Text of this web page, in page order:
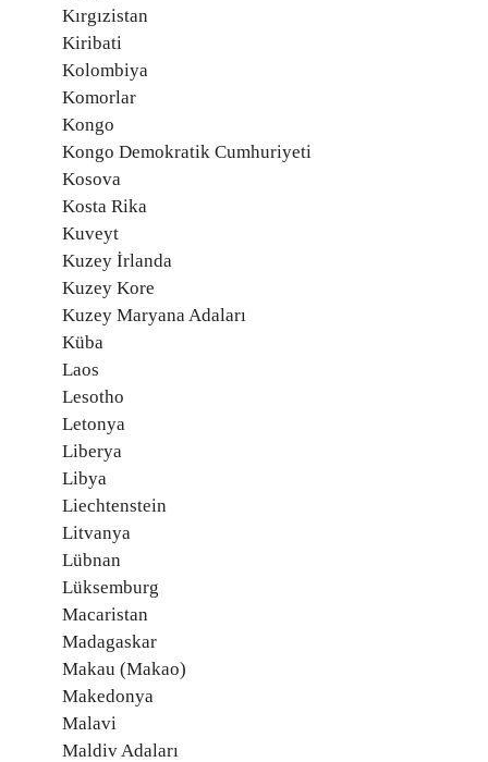
Kırgızistan
Kiribati
Kolombiya
Komorlar
Kongo
Kongo Demokratik Cumhuriyeti
Kosova
Kosta Rika
Kuveyt
Kuzey İrlanda
Kuzey Kore
Kuzey Maryana Adaları
Küba
Laos
Lesotho
Letonya
Liberya
Libya
Liechtenstein
Litvanya
Lübnan
Lüksemburg
Macaristan
Madagaskar
Makau (Makao)
Makedonya
Malavi
Maldiv Adaları